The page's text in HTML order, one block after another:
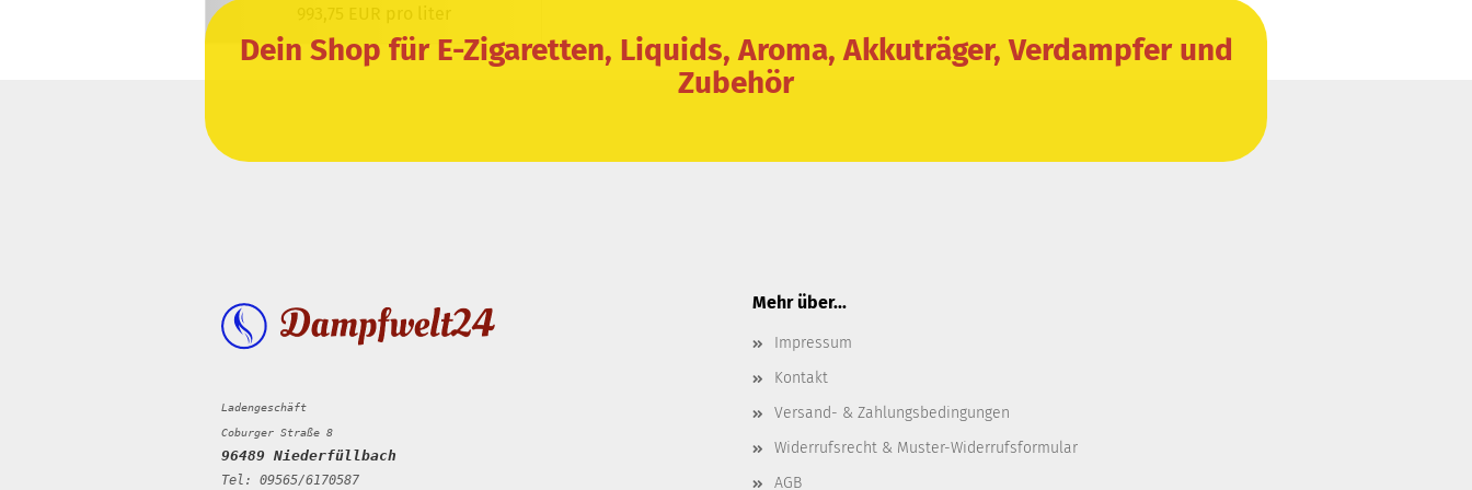
Dein Shop für E-Zigaretten, Liquids, Aroma, Akkuträger, Verdampfer und
Zubehör
Ladengeschäft
Coburger Straße 8
96489 Niederfüllbach
Tel: 09565/6170587
Mehr über...
Impressum
Kontakt
Versand- & Zahlungsbedingungen
Widerrufsrecht & Muster-Widerrufsformular
AGB